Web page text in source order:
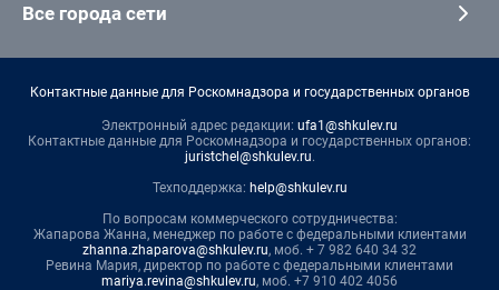
Все города сети
Контактные данные для Роскомнадзора и государственных органов
Электронный адрес редакции: ufa1@shkulev.ru
Контактные данные для Роскомнадзора и государственных органов:
juristchel@shkulev.ru.
Техподдержка: help@shkulev.ru
По вопросам коммерческого сотрудничества:
Жапарова Жанна, менеджер по работе с федеральными клиентами
zhanna.zhaparova@shkulev.ru, моб. + 7 982 640 34 32
Ревина Мария, директор по работе с федеральными клиентами
mariya.revina@shkulev.ru, моб. +7 910 402 4056